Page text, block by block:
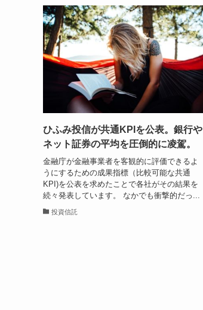
ひふみ投信が共通KPIを公表。銀行や
ネット証券の平均を圧倒的に凌駕。
金融庁が金融事業者を客観的に評価できるよ
うにするための成果指標（比較可能な共通
KPI)を公表を求めたことで各社がその結果を
続々発表しています。 なかでも衝撃的だっ...
投資信託